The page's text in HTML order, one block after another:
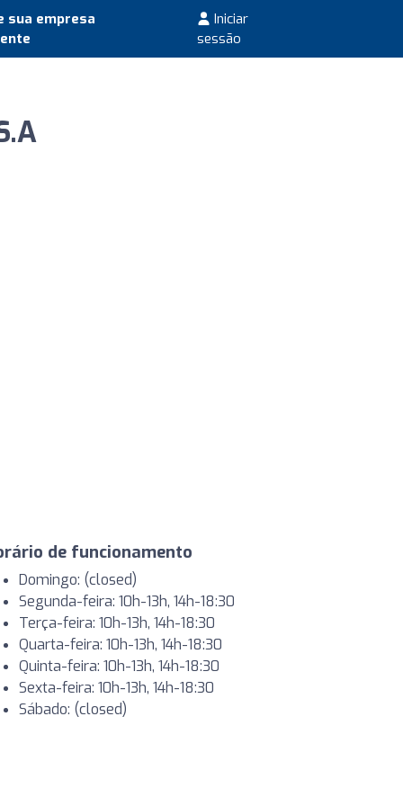
sua empresa
Iniciar
sessão
de funcionamento
Domingo: (closed)
Segunda-feira: 10h-13h, 14h-18:30
Terça-feira: 10h-13h, 14h-18:30
Quarta-feira: 10h-13h, 14h-18:30
Quinta-feira: 10h-13h, 14h-18:30
Sexta-feira: 10h-13h, 14h-18:30
Sábado: (closed)